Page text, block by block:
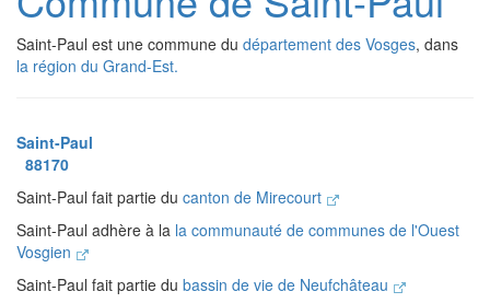
Saint-Paul est une commune du département des Vosges, dans
la région du Grand-Est.
Saint-Paul
88170
Saint-Paul fait partie du canton de Mirecourt
Saint-Paul adhère à la la communauté de communes de l'Ouest
Vosgien
Saint-Paul fait partie du bassin de vie de Neufchâteau